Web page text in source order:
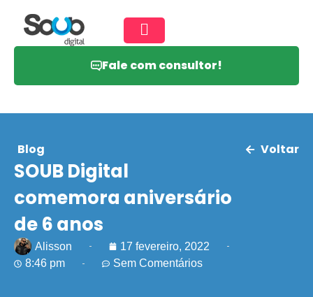
Fale com consultor!
Blog Voltar
SOUB Digital
comemora aniversário
de 6 anos
Alisson
17 fevereiro, 2022
8:46 pm
Sem Comentários